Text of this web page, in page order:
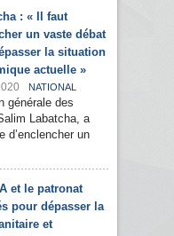
: « Il faut
un vaste débat
la situation
actuelle »
NATIONAL
générale des
Labatcha, a
d’enclencher un
et le patronat
pour dépasser la
et